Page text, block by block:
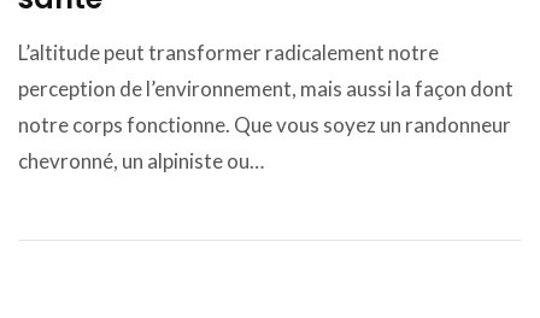
L’altitude peut transformer radicalement notre
perception de l’environnement, mais aussi la façon dont
notre corps fonctionne. Que vous soyez un randonneur
chevronné, un alpiniste ou…